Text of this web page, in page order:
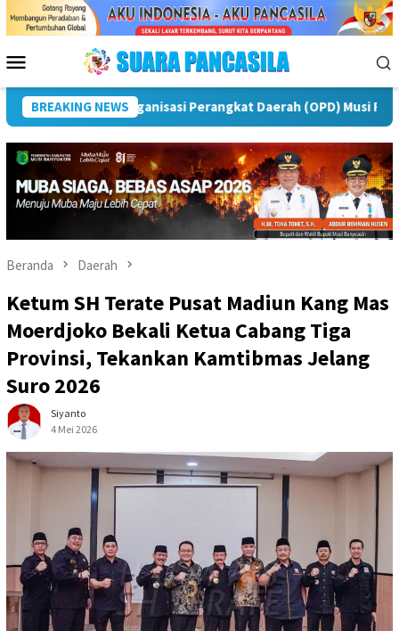
Menu
Mobile
BREAKING NEWS
Puncak Peringatan IPeKB Ke-19, Plt Bupati Rejang
Beranda Daerah
Ketum SH Terate Pusat Madiun Kang Mas
Moerdjoko Bekali Ketua Cabang Tiga
Provinsi, Tekankan Kamtibmas Jelang
Suro 2026
Siyanto
4 Mei 2026